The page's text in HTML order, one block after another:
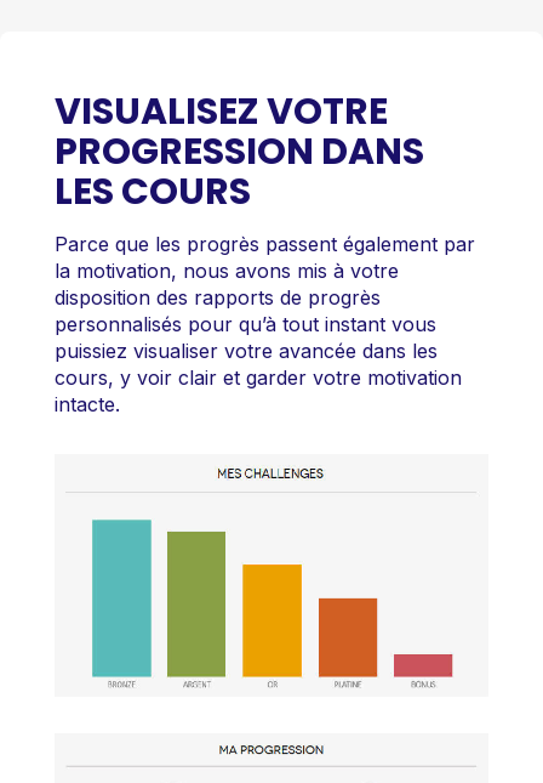
VISUALISEZ VOTRE
PROGRESSION DANS
LES COURS
Parce que les progrès passent également par
la motivation, nous avons mis à votre
disposition des rapports de progrès
personnalisés pour qu’à tout instant vous
puissiez visualiser votre avancée dans les
cours, y voir clair et garder votre motivation
intacte.